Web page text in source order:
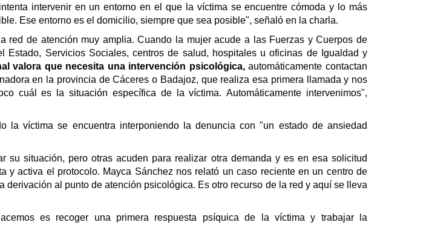
intervenir en un entorno en el que la víctima se encuentre cómoda y lo más
Ese entorno es el domicilio, siempre que sea posible", señaló en la charla.
red de atención muy amplia.Cuando la mujer acude a las Fuerzas y Cuerpos de
Estado, Servicios Sociales, centros de salud, hospitales u oficinas de Igualdad y
valora que necesita una intervención psicológica,automáticamente contactan
en la provincia de Cáceres o Badajoz, que realiza esa primera llamada y nos
cuál es la situación específica de la víctima. Automáticamente intervenimos",
la víctima se encuentra interponiendo la denuncia con "un estado de ansiedad
su situación, perootras acuden para realizar otra demanda y es en esa solicitud
activa el protocolo. Mayca Sánchez nos relató un caso reciente en un centro de
derivación al punto de atención psicológica. Es otro recurso de la red y aquí se lleva
es recoger una primera respuesta psíquica de la víctima y trabajar la